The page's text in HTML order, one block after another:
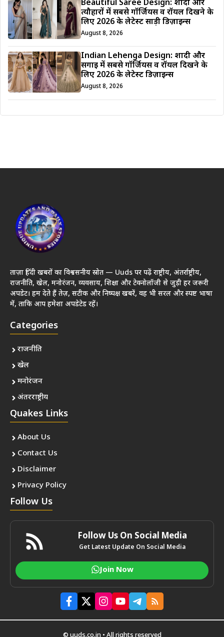
Beautiful Saree Design: शादी और
त्यौहारों में सबसे गॉर्जियस व रॉयल दिखने के
लिए 2026 के लेटेस्ट साड़ी डिज़ाइन्स
August 8, 2026
Indian Lehenga Design: शादी और
सगाई में सबसे गॉर्जियस व रॉयल दिखने के
लिए 2026 के लेटेस्ट डिज़ाइन्स
August 8, 2026
ताज़ा हिंदी खबरों का विश्वसनीय स्रोत — Uuds पर पढ़ें राष्ट्रीय, अंतर्राष्ट्रीय,
राजनीति, खेल, मनोरंजन, व्यवसाय, शिक्षा और टेक्नोलॉजी से जुड़ी हर जरूरी
अपडेट। हम देते हैं तेज़, सटीक और निष्पक्ष खबरें, वह भी सरल और स्पष्ट भाषा
में, ताकि आप हमेशा अपडेटेड रहें।
Categories
राजनीति
खेल
मनोरंजन
अंतरराष्ट्रीय
Quakes Links
About Us
Contact Us
Disclaimer
Privacy Policy
Follow Us
Follow Us On Social Media
Get Latest Update On Social Media
Join Now